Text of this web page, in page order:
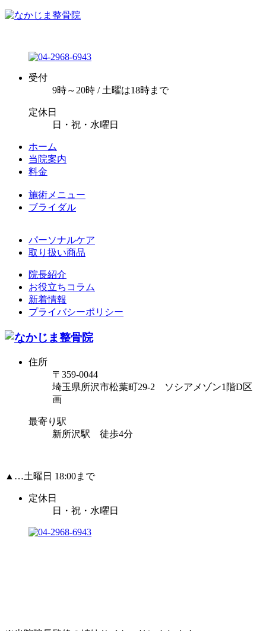
受付
9時～20時 / 土曜は18時まで
定休日
日・祝・水曜日
ホーム
当院案内
料金
施術メニュー
ブライダル
パーソナルケア
取り扱い商品
院長紹介
お役立ちコラム
新着情報
プライバシーポリシー
住所
〒359-0044
埼玉県所沢市松葉町29-2 ソシアメゾン1階D区
画
最寄り駅
新所沢駅 徒歩4分
▲…土曜日 18:00まで
定休日
日・祝・水曜日